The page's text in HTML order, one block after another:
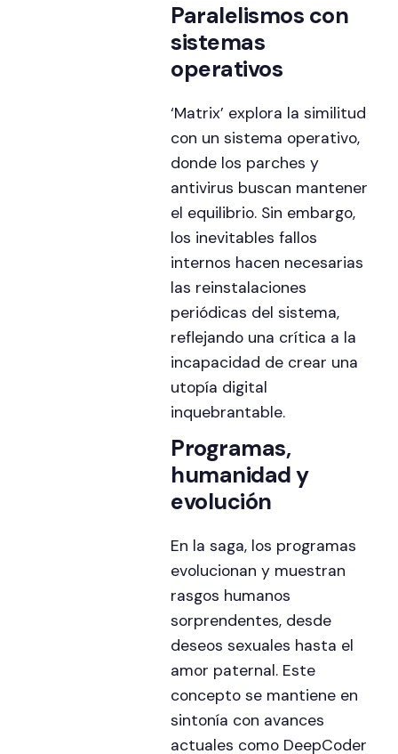
Paralelismos con
sistemas
operativos
‘Matrix’ explora la similitud
con un sistema operativo,
donde los parches y
antivirus buscan mantener
el equilibrio. Sin embargo,
los inevitables fallos
internos hacen necesarias
las reinstalaciones
periódicas del sistema,
reflejando una crítica a la
incapacidad de crear una
utopía digital
inquebrantable.
Programas,
humanidad y
evolución
En la saga, los programas
evolucionan y muestran
rasgos humanos
sorprendentes, desde
deseos sexuales hasta el
amor paternal. Este
concepto se mantiene en
sintonía con avances
actuales como DeepCoder